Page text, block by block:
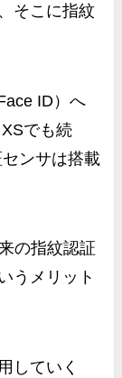
そこに指紋
ID）へ
でも続
ンサは搭載
の指紋認証
うメリット
していく